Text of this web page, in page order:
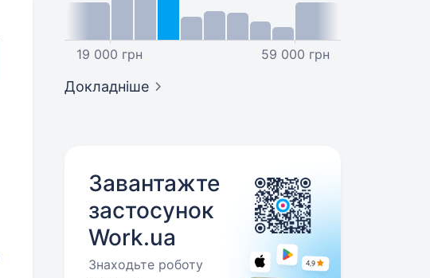
19 000 грн 59 000 грн
Докладніше
Завантажте
застосунок
Work.ua
Знаходьте роботу